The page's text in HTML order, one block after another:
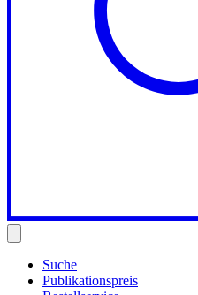
Suche
Publikationspreis